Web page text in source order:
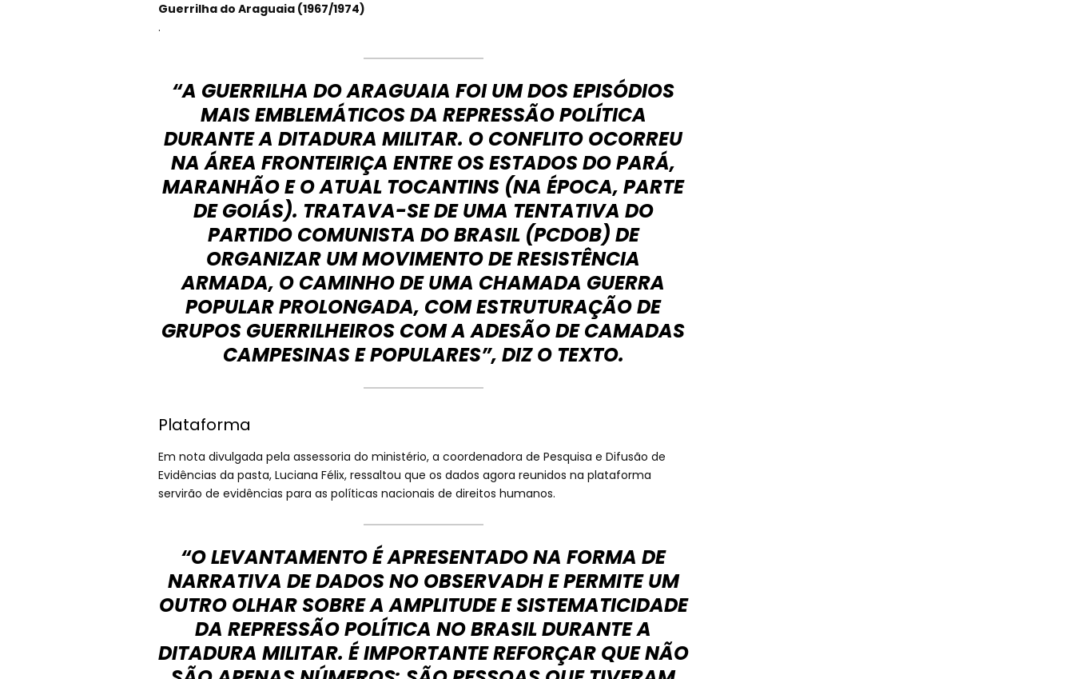
Guerrilha do Araguaia (1967/1974)
.
“A GUERRILHA DO ARAGUAIA FOI UM DOS EPISÓDIOS
MAIS EMBLEMÁTICOS DA REPRESSÃO POLÍTICA
DURANTE A DITADURA MILITAR. O CONFLITO OCORREU
NA ÁREA FRONTEIRIÇA ENTRE OS ESTADOS DO PARÁ,
MARANHÃO E O ATUAL TOCANTINS (NA ÉPOCA, PARTE
DE GOIÁS). TRATAVA-SE DE UMA TENTATIVA DO
PARTIDO COMUNISTA DO BRASIL (PCDOB) DE
ORGANIZAR UM MOVIMENTO DE RESISTÊNCIA
ARMADA, O CAMINHO DE UMA CHAMADA GUERRA
POPULAR PROLONGADA, COM ESTRUTURAÇÃO DE
GRUPOS GUERRILHEIROS COM A ADESÃO DE CAMADAS
CAMPESINAS E POPULARES”, DIZ O TEXTO.
Plataforma
Em nota divulgada pela assessoria do ministério, a coordenadora de Pesquisa e Difusão de
Evidências da pasta, Luciana Félix, ressaltou que os dados agora reunidos na plataforma
servirão de evidências para as políticas nacionais de direitos humanos.
“O LEVANTAMENTO É APRESENTADO NA FORMA DE
NARRATIVA DE DADOS NO OBSERVADH E PERMITE UM
OUTRO OLHAR SOBRE A AMPLITUDE E SISTEMATICIDADE
DA REPRESSÃO POLÍTICA NO BRASIL DURANTE A
DITADURA MILITAR. É IMPORTANTE REFORÇAR QUE NÃO